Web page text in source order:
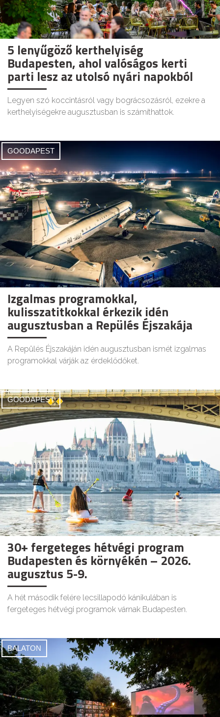
5 lenyűgöző kerthelyiség
Budapesten, ahol valóságos kerti
parti lesz az utolsó nyári napokból
Legyen szó koccintásról vagy bográcsozásról, ezekre a
kerthelyiségekre augusztusban is számíthattok.
GOODAPEST
Izgalmas programokkal,
kulisszatitkokkal érkezik idén
augusztusban a Repülés Éjszakája
A Repülés Éjszakáján idén augusztusban ismét izgalmas
programokkal várják az érdeklődőket.
GOODAPEST
30+ fergeteges hétvégi program
Budapesten és környékén – 2026.
augusztus 5-9.
A hét második felére lecsillapodó kánikulában is
fergeteges hétvégi programok várnak Budapesten.
BALATON